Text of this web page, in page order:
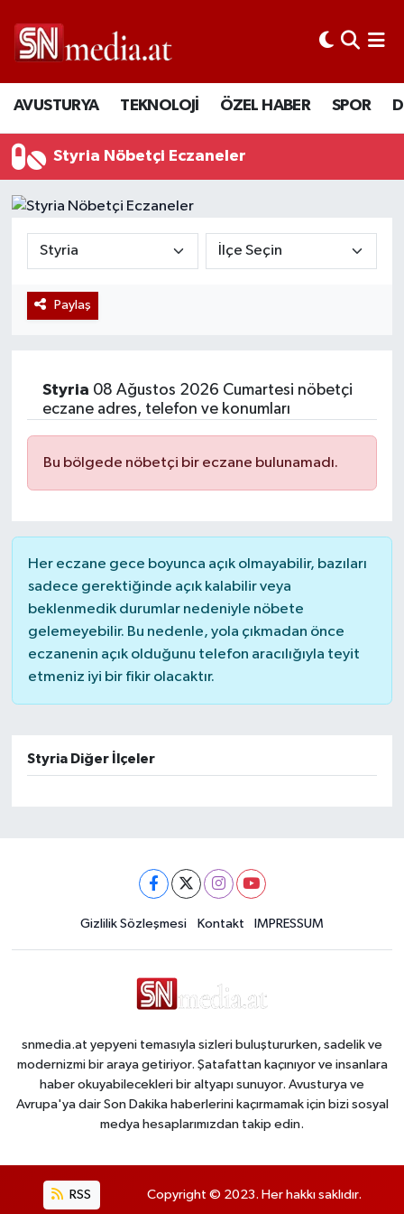
AVUSTURYA TEKNOLOJİ ÖZEL HABER SPOR
Styria Nöbetçi Eczaneler
Paylaş
Styria 08 Ağustos 2026 Cumartesi nöbetçi
eczane adres, telefon ve konumları
Bu bölgede nöbetçi bir eczane bulunamadı.
Her eczane gece boyunca açık olmayabilir, bazıları
sadece gerektiğinde açık kalabilir veya
beklenmedik durumlar nedeniyle nöbete
gelemeyebilir. Bu nedenle, yola çıkmadan önce
eczanenin açık olduğunu telefon aracılığıyla teyit
etmeniz iyi bir fikir olacaktır.
Styria Diğer İlçeler
Gizlilik Sözleşmesi Kontakt IMPRESSUM
snmedia.at yepyeni temasıyla sizleri buluştururken, sadelik ve
modernizmi bir araya getiriyor. Şatafattan kaçınıyor ve insanlara
haber okuyabilecekleri bir altyapı sunuyor. Avusturya ve
Avrupa'ya dair Son Dakika haberlerini kaçırmamak için bizi sosyal
medya hesaplarımızdan takip edin.
RSS Copyright © 2023. Her hakkı saklıdır.